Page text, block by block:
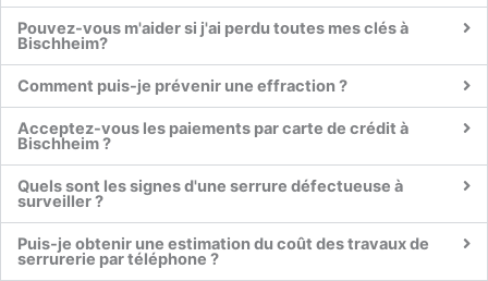
Pouvez-vous m'aider si j'ai perdu toutes mes clés à
Bischheim?
Comment puis-je prévenir une effraction ?
Acceptez-vous les paiements par carte de crédit à
Bischheim ?
Quels sont les signes d'une serrure défectueuse à
surveiller ?
Puis-je obtenir une estimation du coût des travaux de
serrurerie par téléphone ?